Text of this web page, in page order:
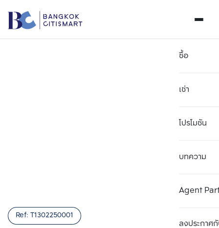
ซื้อ
เช่า
โปรโมชัน
บทความ
Agent
ลงประกาศกั
Ref: T1302250001 เปรียบเทียบ